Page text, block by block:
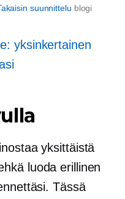
suunnittelu blogi
yksinkertainen
yksittäistä
luoda erillinen
Tässä